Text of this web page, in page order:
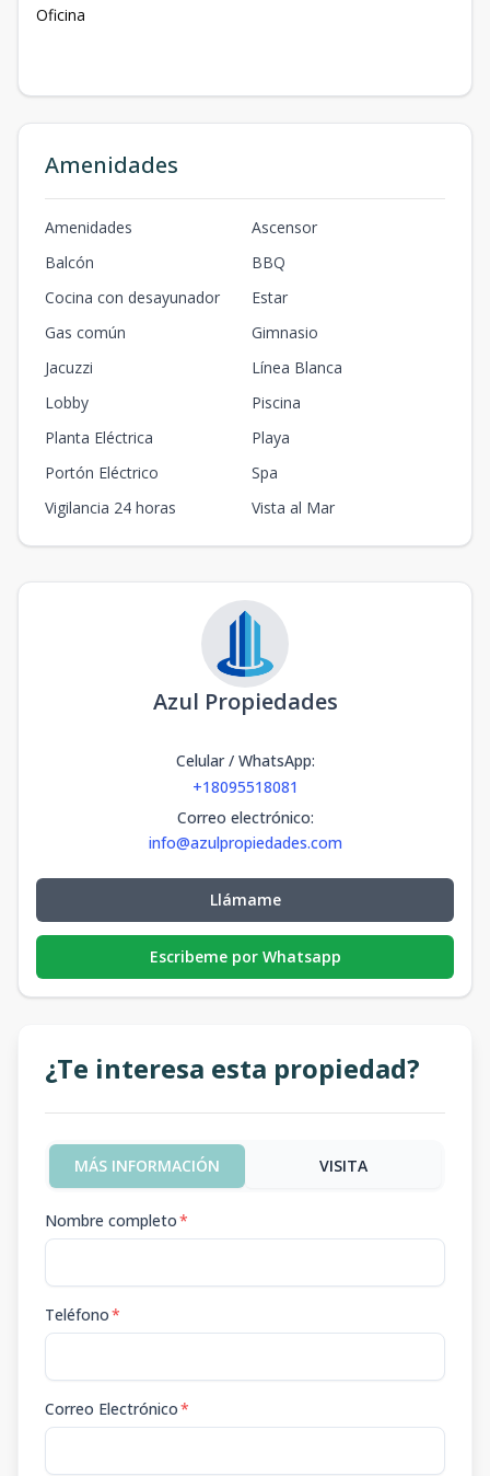
Oficina
Amenidades
Amenidades
Ascensor
Balcón
BBQ
Cocina con desayunador
Estar
Gas común
Gimnasio
Jacuzzi
Línea Blanca
Lobby
Piscina
Planta Eléctrica
Playa
Portón Eléctrico
Spa
Vigilancia 24 horas
Vista al Mar
Azul Propiedades
Celular / WhatsApp:
+18095518081
Correo electrónico:
info@azulpropiedades.com
Llámame
Escribeme por Whatsapp
¿Te interesa esta propiedad?
MÁS INFORMACIÓN VISITA
Nombre completo*
Teléfono*
Correo Electrónico*